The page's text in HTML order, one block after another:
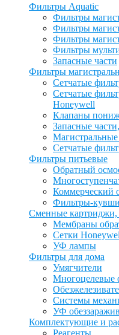
Фильтры Aquatic
Фильтры
Фильтры
Фильтры
Фильтры
Запасные части
Фильтры
Сетчатые
Сетчатые
Honeywell
Клапаны
Запасные
Сетчатые
Фильтры питьевые
Обратный
Коммерческий
Фильтры-
Сменные картриджи,
Мембраны
Сетки
УФ лампы
Фильтры для дома
Умягчители
Многоцелевые
Системы
УФ
Комплектующие и
Реагенты